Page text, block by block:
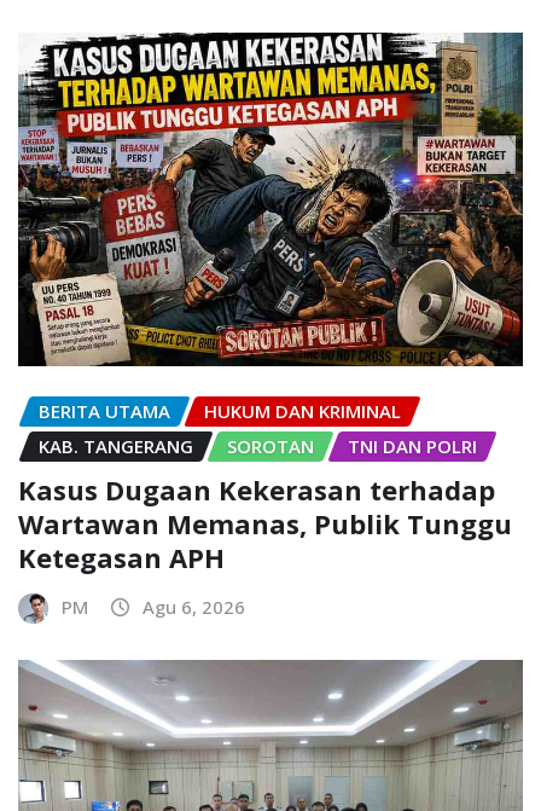
BERITA UTAMA
HUKUM DAN KRIMINAL
KAB. TANGERANG
SOROTAN TNI DAN POLRI
Kasus Dugaan Kekerasan terhadap
Wartawan Memanas, Publik Tunggu
Ketegasan APH
PM Agu 6, 2026